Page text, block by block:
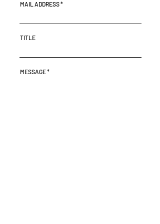
MAIL ADDRESS
TITLE
MESSAGE